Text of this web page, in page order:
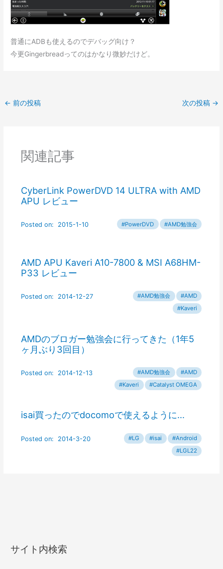
普通にADBも使えるのでデバッグ向け？
今更Gingerbreadってのはかなり微妙だけど。
← 前の投稿 次の投稿 →
関連記事
CyberLink PowerDVD 14 ULTRA with AMD
APU レビュー
AMD APU Kaveri A10-7800 & MSI A68HM-
P33 レビュー
AMDのブロガー勉強会に行ってきた（1年5
ヶ月ぶり3回目）
isai買ったのでdocomoで使えるように…
サイト内検索